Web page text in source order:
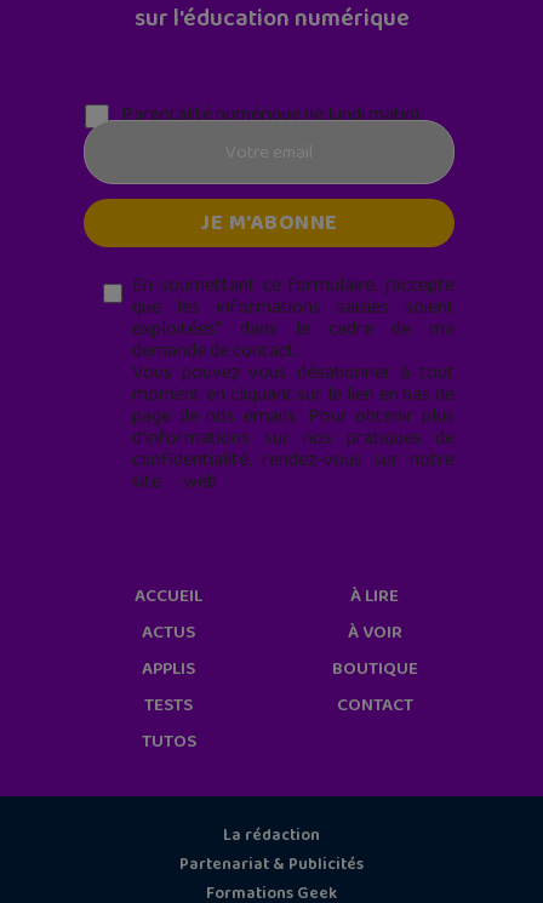
sur l'éducation numérique
Parentalité numérique (le lundi matin)
En soumettant ce formulaire, j’accepte
que les informations saisies soient
exploitées* dans le cadre de ma
demande de contact.
Vous pouvez vous désabonner à tout
moment en cliquant sur le lien en bas de
page de nos emails. Pour obtenir plus
d'informations sur nos pratiques de
confidentialité, rendez-vous sur notre
site web
ACCUEIL
ACTUS
APPLIS
TESTS
TUTOS
À LIRE
À VOIR
BOUTIQUE
CONTACT
La rédaction
Partenariat & Publicités
Formations Geek